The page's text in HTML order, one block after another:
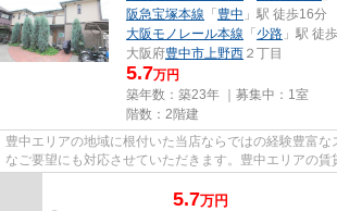
阪急宝塚本線 「 豊中 」駅 徒歩16分
大阪モノレール本線 「 少路 」駅 徒
大阪府豊中市上野西 ２丁目
5.7万円
築年数：築23年 ｜募集中： 1室
階数：2階建
豊中エリアの地域に根付いた当店ならではの経験豊富な
なご要望にも対応させていただきます。豊中エリアの賃
5.7万円